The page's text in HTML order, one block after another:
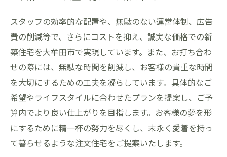
スタッフの効率的な配置や、無駄のない運営体制、広告
費の削減等で、さらにコストを抑え、誠実な価格での新
築住宅を大牟田市で実現しています。また、お打ち合わ
せの際には、無駄な時間を削減し、お客様の貴重な時間
を大切にするための工夫を凝らしています。具体的なご
希望やライフスタイルに合わせたプランを提案し、ご予
算内でより良い仕上がりを目指します。お客様の夢を形
にするために精一杯の努力を尽くし、末永く愛着を持っ
て暮らせるような注文住宅をご提案いたします。